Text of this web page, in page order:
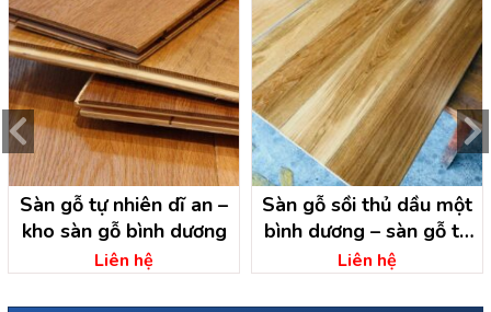
Sàn gỗ tự nhiên dĩ an –
kho sàn gỗ bình dương
Liên hệ
Sàn gỗ sồi thủ dầu một
bình dương – sàn gỗ tự
nhiên
Liên hệ